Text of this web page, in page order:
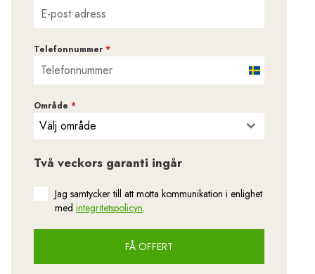
Telefonnummer *
S
e
d
+
6
Område *
Välj område
Två veckors garanti ingår
Jag samtycker till att motta kommunikation i enlighet
med integritetspolicyn.
FÅ OFFERT